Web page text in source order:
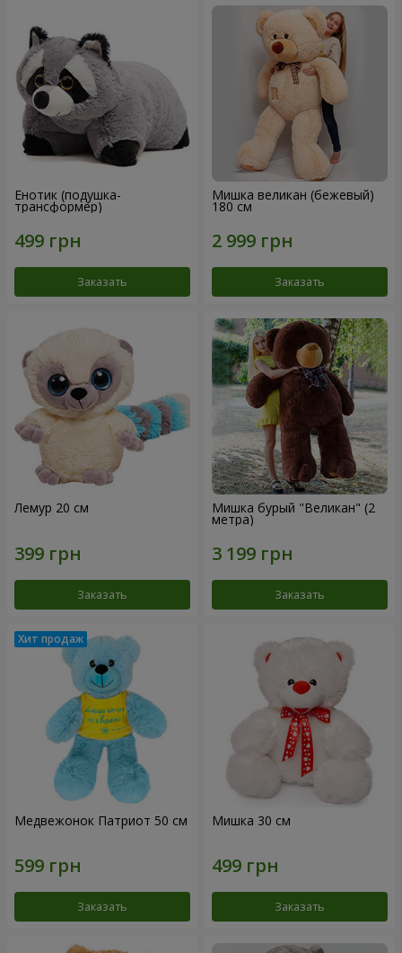
Енотик (подушка-
трансформер)
Заказать
Мишка великан (бежевый)
180 см
Заказать
Лемур 20 см
Заказать
Мишка бурый "Великан" (2
метра)
Заказать
Медвежонок Патриот 50 см
Заказать
Мишка 30 см
Заказать